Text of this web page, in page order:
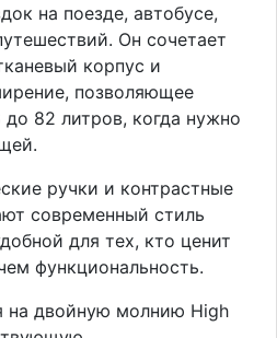
на поезде, автобусе,
Он сочетает
корпус и
позволяющее
82 литров, когда нужно
ручки и контрастные
современный стиль
для тех, кто ценит
функциональность.
на двойную молнию High